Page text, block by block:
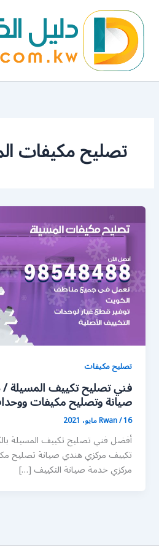
المحتوى
تصليح مكيفات
تصليح مكيفات
صيانة وتصليح مكيفات
Rwan/16 مايو، 2021
أفضل فني تصليح تكييف المسيلة
تكييف مركزي هندي صيانة تصليح
مركزي خدمة صيانة التكييف […]